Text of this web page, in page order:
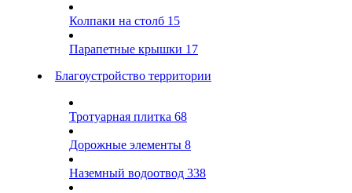
Колпаки на столб 15
Парапетные крышки 17
Благоустройство территории
Тротуарная плитка 68
Дорожные элементы 8
Наземный водоотвод 338